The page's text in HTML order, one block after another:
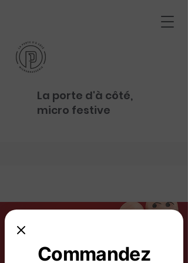
La porte d'à côté,
micro festive
Commandez